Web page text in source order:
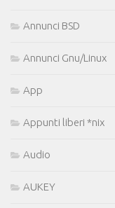
Annunci BSD
Annunci Gnu/Linux
App
Appunti liberi *nix
Audio
AUKEY